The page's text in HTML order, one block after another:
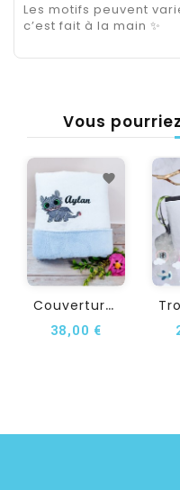
Les motifs peuvent
c’est fait à la main ✨
Vous
C
Ouverture Bébé...
38,00 €